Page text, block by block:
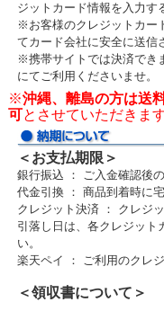
ジットカード情報を入力す
※お客様のクレジットカー
てカード会社に安全に送信
※携帯サイトでは決済でき
にてご利用くださいませ。
※沖縄、離島の方は送
可とさせていただきます
＜お支払期限＞
銀行振込 ： ご入金確認後
代金引換 ： 商品到着時に
クレジット決済 ： クレジ
引落し日は、各クレジット
い。
楽天ペイ ： ご利用のクレ
＜領収書について＞